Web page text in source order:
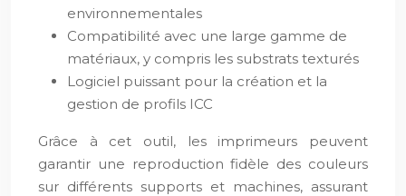
environnementales
Compatibilité avec une large gamme de
matériaux, y compris les substrats texturés
Logiciel puissant pour la création et la
gestion de profils ICC
Grâce à cet outil, les imprimeurs peuvent
garantir une reproduction fidèle des couleurs
sur différents supports et machines, assurant